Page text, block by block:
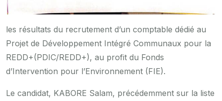
les résultats du recrutement d’un comptable dédié au
Projet de Développement Intégré Communaux pour la
REDD+(PDIC/REDD+), au profit du Fonds
d’Intervention pour l’Environnement (FIE).
Le candidat, KABORE Salam, précédemment sur la liste